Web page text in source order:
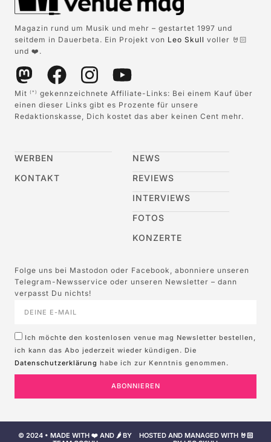
Magazin rund um Musik und mehr – gestartet 1997 und
seitdem in Dauerbeta. Ein Projekt von Leo Skull voller 🤘🏻
und ❤️.
Mit (*)
gekennzeichnete Affiliate-Links: Bei einem Kauf über
einen dieser Links gibt es Prozente für unsere
Redaktionskasse, Dich kostet das aber keinen Cent mehr.
WERBEN
KONTAKT
NEWS
REVIEWS
INTERVIEWS
FOTOS
KONZERTE
Folge uns bei Mastodon oder Facebook, abonniere unseren
Telegram-Newsservice oder unseren Newsletter – dann
verpasst Du nichts!
Ich möchte den kostenlosen venue mag Newsletter bestellen,
ich kann das Abo jederzeit wieder kündigen. Die
Datenschutzerklärung habe ich zur Kenntnis genommen.
ABONNIEREN
© 2024 • MADE WITH ❤️ AND 🌶️ BY
HOSTED AND MANAGED WITH 🤘🏻